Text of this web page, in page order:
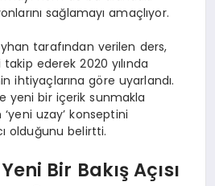
sağlamayı amaçlıyor.
tarafından verilen ders,
ederek 2020 yılında
ihtiyaçlarına göre uyarlandı.
yeni bir içerik sunmakla
uzay’ konseptini
olduğunu belirtti.
Bir Bakış Açısı